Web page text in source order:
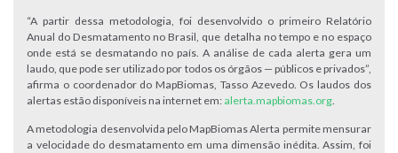
“A partir dessa metodologia, foi desenvolvido o primeiro Relatório
Anual do Desmatamento no Brasil, que detalha no tempo e no espaço
onde está se desmatando no país. A análise de cada alerta gera um
laudo, que pode ser utilizado por todos os órgãos — públicos e privados”,
afirma o coordenador do MapBiomas, Tasso Azevedo. Os laudos dos
alertas estão disponíveis na internet em: alerta.mapbiomas.org.
A metodologia desenvolvida pelo MapBiomas Alerta permite mensurar
a velocidade do desmatamento em uma dimensão inédita. Assim, foi